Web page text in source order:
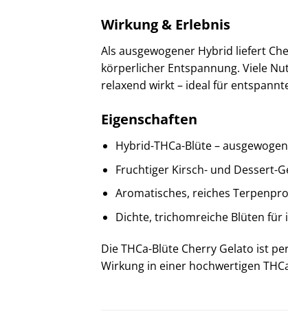
Wirkung & Erlebnis
Als ausgewogener Hybrid liefert
körperlicher Entspannung. Viele
relaxend wirkt – ideal für
Eigenschaften
Hybrid-THCa-Blüte –
Fruchtiger Kirsch- und Dessert-
Aromatisches, reiches
Dichte, trichomreiche Blüten für
Die THCa-Blüte Cherry Gelato ist
Wirkung in einer hochwertigen